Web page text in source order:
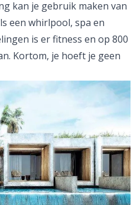
kan je gebruik maken van
een whirlpool, spa en
is er fitness en op 800
Kortom, je hoeft je geen